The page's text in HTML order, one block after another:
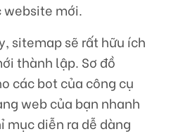
website mới.
sitemap sẽ rất hữu ích
thành lập. Sơ đồ
các bot của công cụ
web của bạn nhanh
mục diễn ra dễ dàng